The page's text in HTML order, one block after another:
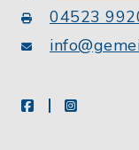
04523
facebookinstagram